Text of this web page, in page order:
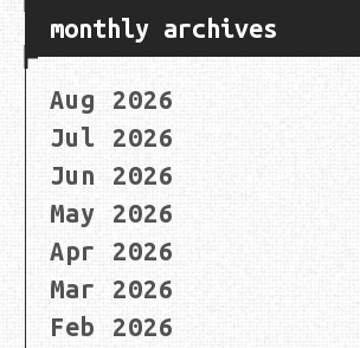
monthly archives
Aug 2026
Jul 2026
Jun 2026
May 2026
Apr 2026
Mar 2026
Feb 2026